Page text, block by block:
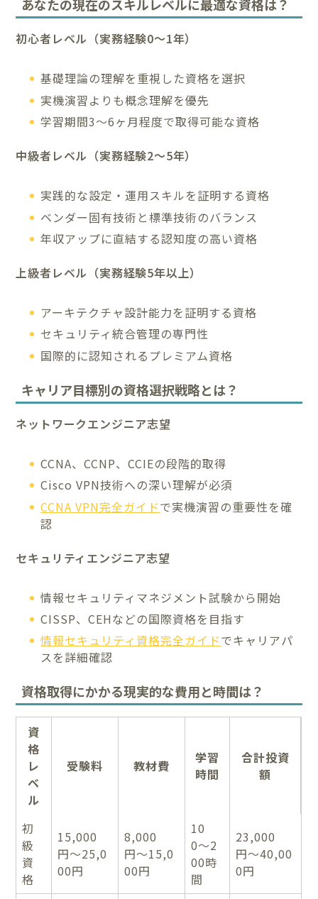
あなたの現在のスキルレベルに最適な資格は？
初心者レベル（実務経験0〜1年）
基礎理論の理解を重視した資格を選択
実機演習よりも概念理解を優先
学習期間3〜6ヶ月程度で取得可能な資格
中級者レベル（実務経験2〜5年）
実践的な設定・運用スキルを証明する資格
ベンダー固有技術と標準技術のバランス
年収アップに直結する認知度の高い資格
上級者レベル（実務経験5年以上）
アーキテクチャ設計能力を証明する資格
セキュリティ統合管理の専門性
国際的に認知されるプレミアム資格
キャリア目標別の資格選択戦略とは？
ネットワークエンジニア志望
CCNA、CCNP、CCIEの段階的取得
Cisco VPN技術への深い理解が必須
CCNA VPN完全ガイドで実機演習の重要性を確
認
セキュリティエンジニア志望
情報セキュリティマネジメント試験から開始
CISSP、CEHなどの国際資格を目指す
情報セキュリティ資格完全ガイドでキャリアパ
スを詳細確認
資格取得にかかる現実的な費用と時間は？
資
格
レ
ベ
ル
受験料 教材費
学習
時間
合計投資
額
初
級
資
格
15,000
円〜25,0
00円
8,000
円〜15,0
00円
10
0〜2
00時
間
23,000
円〜40,00
0円